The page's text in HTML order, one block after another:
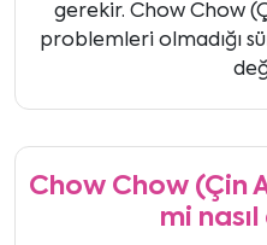
gerekir. Chow Chow
problemleri olmadığı
Chow Chow (Çin
mi nasıl